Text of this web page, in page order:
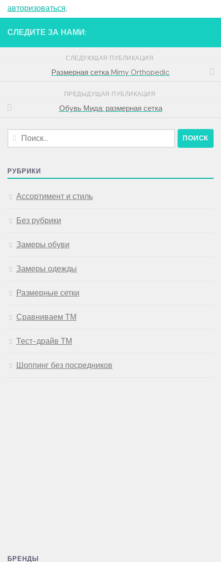
авторизоваться.
СЛЕДИТЕ ЗА НАМИ:
СЛЕДУЮЩАЯ ПУБЛИКАЦИЯ
Размерная сетка Mimy Orthopedic
ПРЕДЫДУЩАЯ ПУБЛИКАЦИЯ
Обувь Мида: размерная сетка
Найти:
РУБРИКИ
Ассортимент и стиль
Без рубрики
Замеры обуви
Замеры одежды
Размерные сетки
Сравниваем ТМ
Тест-драйв ТМ
Шоппинг без посредников
БРЕНДЫ